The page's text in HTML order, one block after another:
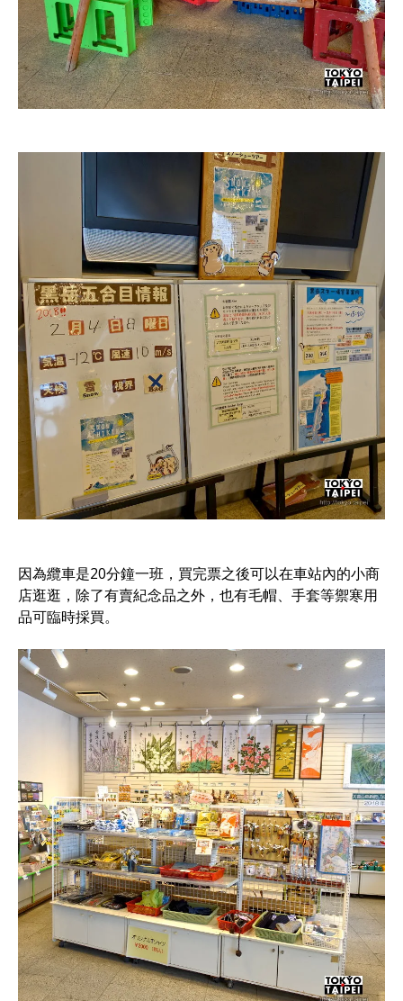
因為纜車是20分鐘一班，買完票之後可以在車站內的小商
店逛逛，除了有賣紀念品之外，也有毛帽、手套等禦寒用
品可臨時採買。